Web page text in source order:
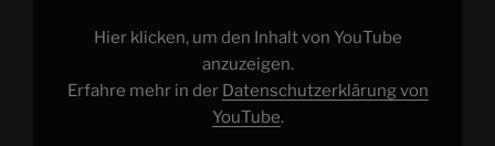
YouTube
anzeigenHier klicken, um den Inhalt von YouTube
anzuzeigen.
Erfahre mehr in der Datenschutzerklärung von
YouTube.